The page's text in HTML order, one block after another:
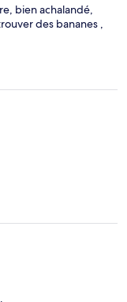
bien achalandé,
des bananes ,